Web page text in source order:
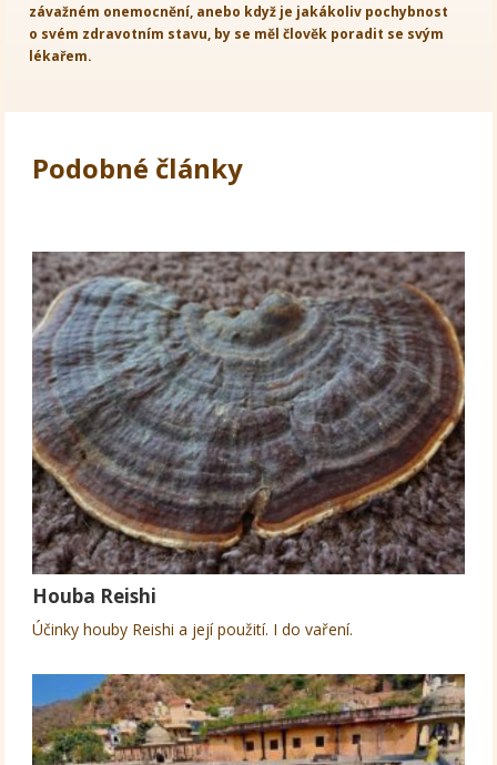
závažném onemocnění, anebo když je jakákoliv pochybnost
o svém zdravotním stavu, by se měl člověk poradit se svým
lékařem.
Podobné články
Houba Reishi
Účinky houby Reishi a její použití. I do vaření.